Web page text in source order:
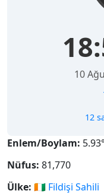
10
12
Enlem/Boylam:
Nüfus: 81,770
Ülke: 🇨🇮 Fildişi Sahili